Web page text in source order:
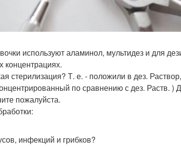
используют аламинол, мультидез и для
концентрациях.
стерилизация? Т. е. - положили в дез.
по сравнению с дез. Раств. )
пожалуйста.
инфекций и грибков?